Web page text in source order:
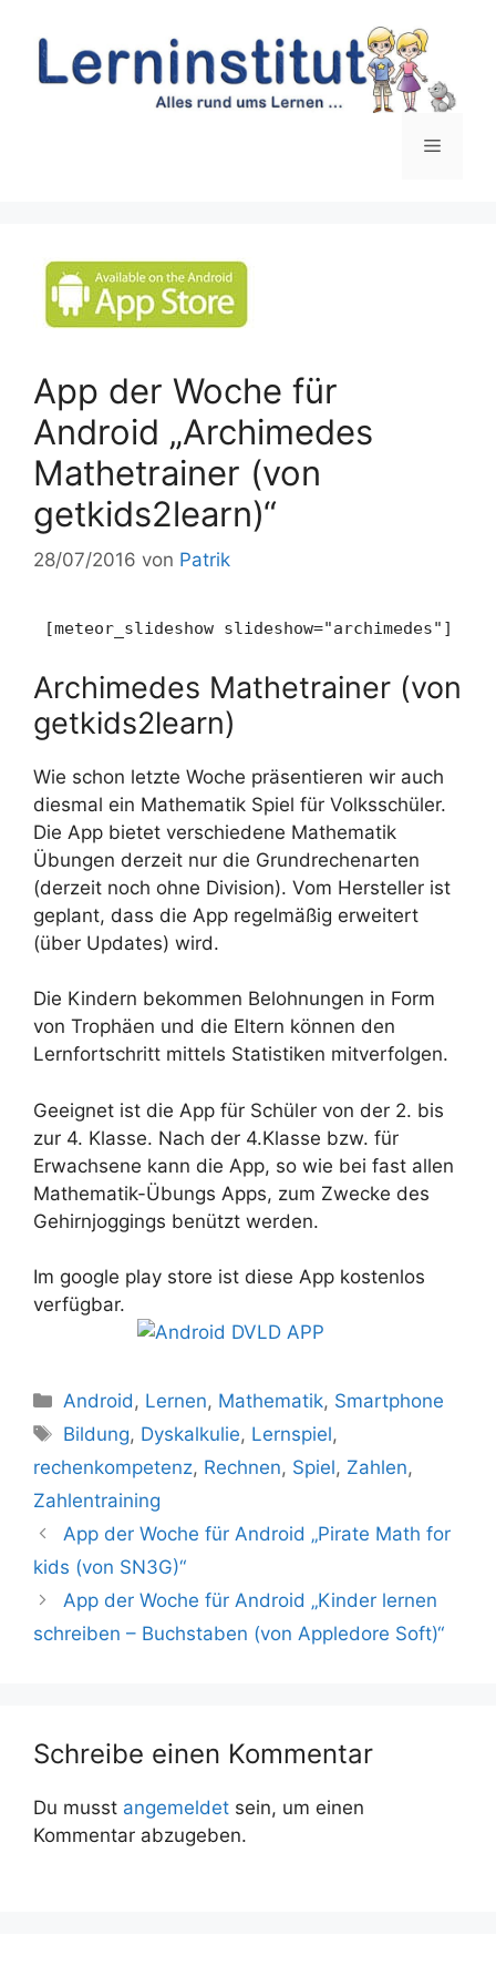
Inhalt
springen
Menü
App der Woche für
Android „Archimedes
Mathetrainer (von
getkids2learn)“
28/07/2016 von Patrik
[meteor_slideshow slideshow="archimedes"]
Archimedes Mathetrainer (von
getkids2learn)
Wie schon letzte Woche präsentieren wir auch
diesmal ein Mathematik Spiel für Volksschüler.
Die App bietet verschiedene Mathematik
Übungen derzeit nur die Grundrechenarten
(derzeit noch ohne Division). Vom Hersteller ist
geplant, dass die App regelmäßig erweitert
(über Updates) wird.
Die Kindern bekommen Belohnungen in Form
von Trophäen und die Eltern können den
Lernfortschritt mittels Statistiken mitverfolgen.
Geeignet ist die App für Schüler von der 2. bis
zur 4. Klasse. Nach der 4.Klasse bzw. für
Erwachsene kann die App, so wie bei fast allen
Mathematik-Übungs Apps, zum Zwecke des
Gehirnjoggings benützt werden.
Im google play store ist diese App kostenlos
verfügbar.
Kategorien
Android, Lernen, Mathematik, Smartphone
Schlagwörter
Bildung, Dyskalkulie, Lernspiel,
rechenkompetenz, Rechnen, Spiel, Zahlen,
Zahlentraining
App der Woche für Android „Pirate Math for
kids (von SN3G)“
App der Woche für Android „Kinder lernen
schreiben – Buchstaben (von Appledore Soft)“
Schreibe einen Kommentar
Du musst angemeldet sein, um einen
Kommentar abzugeben.